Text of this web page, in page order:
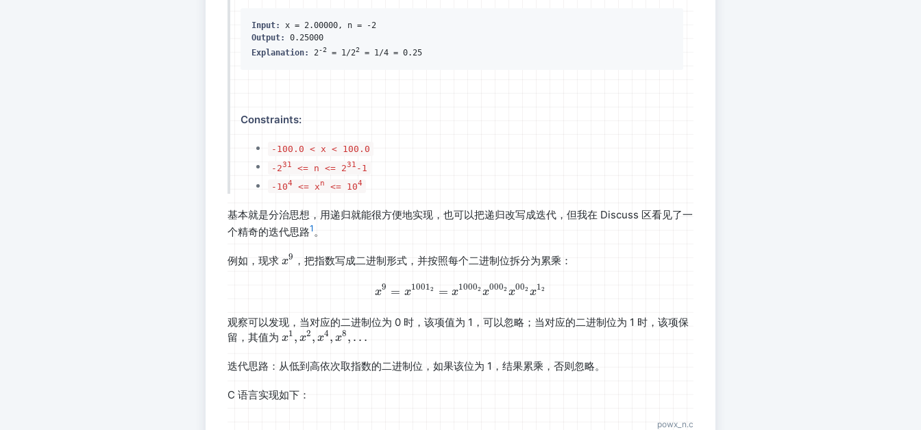
Input:
x = 2.00000, n = -2
Output:
0.25000
Explanation:
2-2 = 1/22 = 1/4 = 0.25
Constraints:
-100.0 < x < 100.0
-231 <= n <= 231 -1
-104 <= xn <= 104
基本就是分治思想，用递归就能很方便地实现，也可以把递归改写成迭代，但我在 Discuss 区看见了一
个精奇的迭代思路1 。
例如，现求 x^9
x9 ，把指数写成二进制形式，并按照每个二进制位拆分为累乘：
x^9 = x^{1001_2} = x^{1000_2} x^{000_2} x^{00_2} x^{1_2}
x9 = x10012 = x10002 x0002 x002 x12
观察可以发现，当对应的二进制位为 0 时，该项值为 1，可以忽略；当对应的二进制位为 1 时，该项保
留，其值为 x^1,
x^4,
…
x1 , x2 , x4 , x8 , …
迭代思路：从低到高依次取指数的二进制位，如果该位为 1，结果累乘，否则忽略。
C 语言实现如下：
powx_n.c